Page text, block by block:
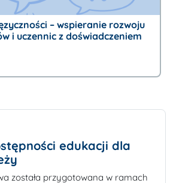
– wspieranie rozwoju
i uczennic z doświadczeniem
edukacji dla
została przygotowana w ramach